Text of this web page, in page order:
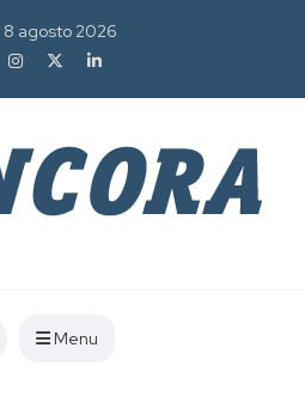
8 agosto 2026
Menu